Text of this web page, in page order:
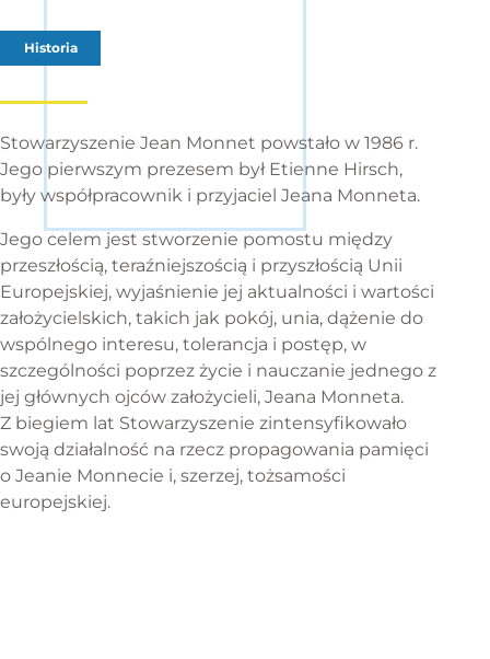
Historia
Stowarzyszenie Jean Monnet powstało w 1986 r.
Jego pierwszym prezesem był Etienne Hirsch,
były współpracownik i przyjaciel Jeana Monneta.
Jego celem jest stworzenie pomostu między
przeszłością, teraźniejszością i przyszłością Unii
Europejskiej, wyjaśnienie jej aktualności i wartości
założycielskich, takich jak pokój, unia, dążenie do
wspólnego interesu, tolerancja i postęp, w
szczególności poprzez życie i nauczanie jednego z
jej głównych ojców założycieli, Jeana Monneta.
Z biegiem lat Stowarzyszenie zintensyfikowało
swoją działalność na rzecz propagowania pamięci
o Jeanie Monnecie i, szerzej, tożsamości
europejskiej.